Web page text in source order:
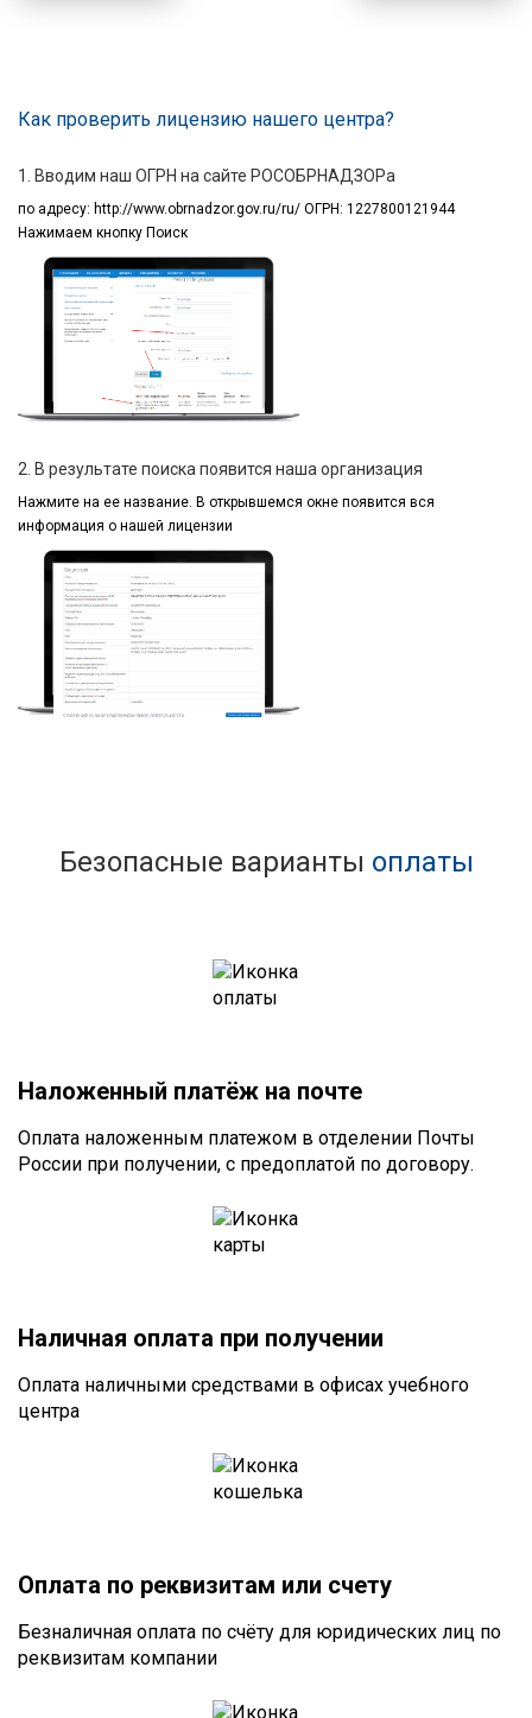
Как проверить лицензию нашего центра?
1. Вводим наш ОГРН на сайте РОСОБРНАДЗОРа
по адресу: http://www.obrnadzor.gov.ru/ru/ ОГРН: 1227800121944
Нажимаем кнопку Поиск
2. В результате поиска появится наша организация
Нажмите на ее название. В открывшемся окне появится вся
информация о нашей лицензии
Безопасные варианты оплаты
Наложенный платёж на почте
Оплата наложенным платежом в отделении Почты
России при получении, с предоплатой по договору.
Наличная оплата при получении
Оплата наличными средствами в офисах учебного
центра
Оплата по реквизитам или счету
Безналичная оплата по счёту для юридических лиц по
реквизитам компании